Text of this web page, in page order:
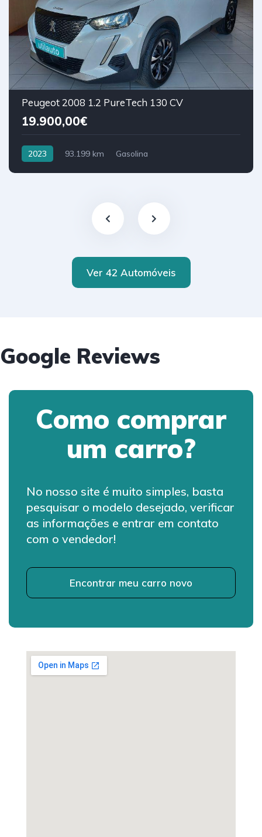
Peugeot 2008 1.2 PureTech 130 CV
19.900,00€
2023 93.199 km Gasolina
Ver 42 Automóveis
Google Reviews
Como comprar
um carro?
No nosso site é muito simples, basta
pesquisar o modelo desejado, verificar
as informações e entrar em contato
com o vendedor!
Encontrar meu carro novo